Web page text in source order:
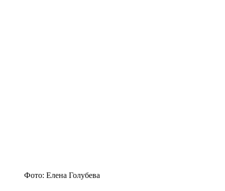
Фото: Елена Голубева